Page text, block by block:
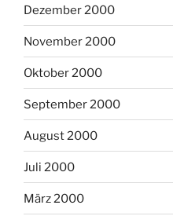
Dezember 2000
November 2000
Oktober 2000
September 2000
August 2000
Juli 2000
März 2000